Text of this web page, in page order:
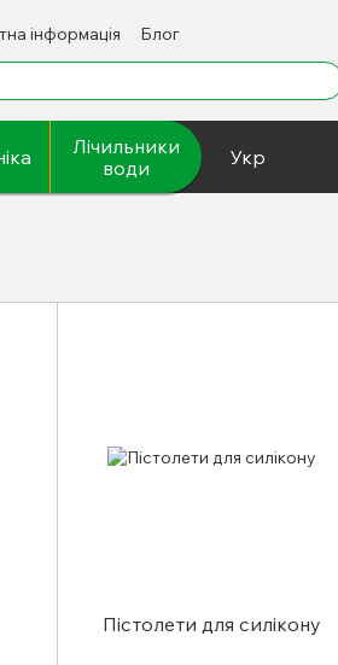
інформація
Блог
Лічильники
води
Укр
Пістолети для силікону